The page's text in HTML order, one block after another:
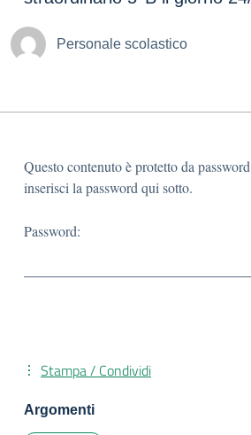
Personale scolastico
Questo contenuto è protetto da
inserisci la password qui sotto.
Password:
Stampa / Condividi
Argomenti